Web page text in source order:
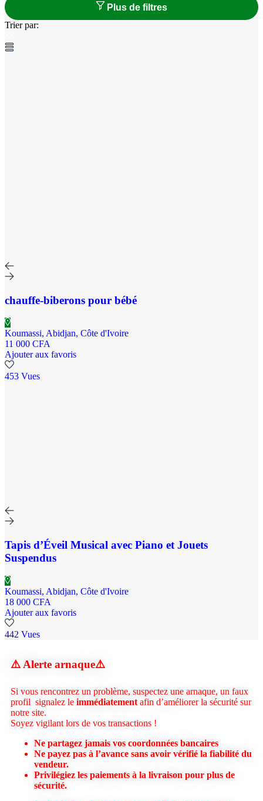
Plus de filtres
Trier par:
chauffe-biberons pour bébé
Koumassi, Abidjan, Côte d'Ivoire
11 000 CFA
Ajouter aux favoris
453 Vues
Tapis d’Éveil Musical avec Piano et Jouets
Suspendus
Koumassi, Abidjan, Côte d'Ivoire
18 000 CFA
Ajouter aux favoris
442 Vues
⚠️ Alerte arnaque⚠️
Si vous rencontrez un problème, suspectez une arnaque, un faux
profil signalez le immédiatement afin d’améliorer la sécurité sur
notre site.
Soyez vigilant lors de vos transactions !
Ne partagez jamais vos coordonnées bancaires
Ne payez pas à l’avance sans avoir vérifié la fiabilité du
vendeur.
Privilégiez les paiements à la livraison pour plus de
sécurité.